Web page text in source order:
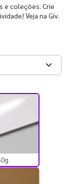
e coleções. Crie
Veja na Giv.